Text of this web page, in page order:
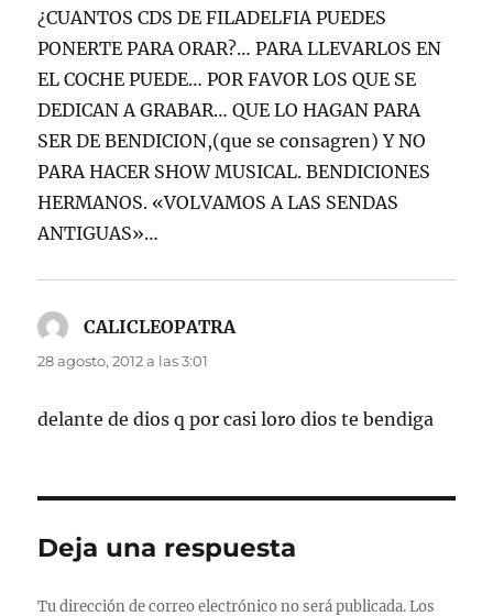
¿CUANTOS CDS DE FILADELFIA PUEDES
PONERTE PARA ORAR?… PARA LLEVARLOS EN
EL COCHE PUEDE… POR FAVOR LOS QUE SE
DEDICAN A GRABAR… QUE LO HAGAN PARA
SER DE BENDICION,(que se consagren) Y NO
PARA HACER SHOW MUSICAL. BENDICIONES
HERMANOS. «VOLVAMOS A LAS SENDAS
ANTIGUAS»…
CALICLEOPATRAdice:
28 agosto, 2012 a las 3:01
delante de dios q por casi loro dios te bendiga
Deja una respuesta
Tu dirección de correo electrónico no será publicada. Los